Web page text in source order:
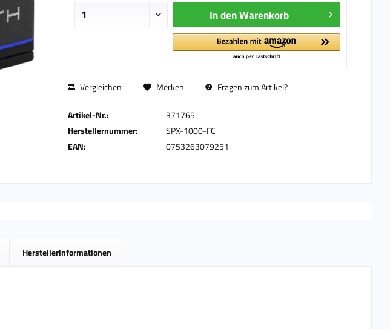
In denWarenkorb
Vergleichen Merken Fragen zum Artikel?
Artikel-Nr.:
371765
Herstellernummer:
SPX-1000-FC
EAN:
0753263079251
Herstellerinformationen